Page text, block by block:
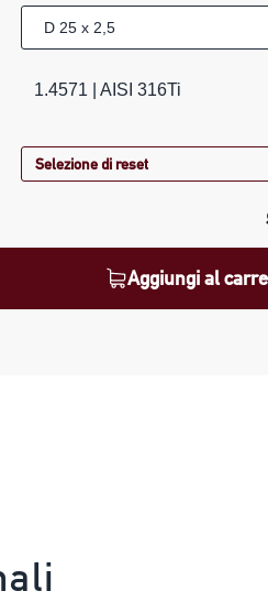
1.4571 | AISI 316Ti
Selezione di reset
Aggiungi al